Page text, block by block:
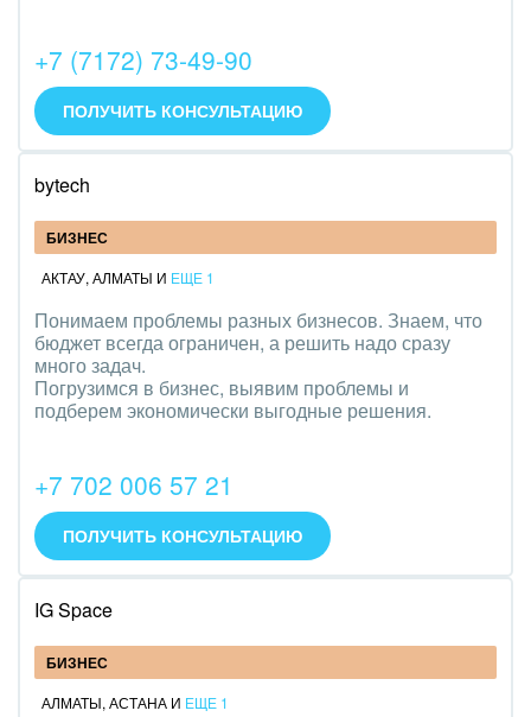
+7 (7172) 73-49-90
ПОЛУЧИТЬ КОНСУЛЬТАЦИЮ
bytech
БИЗНЕС
АКТАУ, АЛМАТЫ И ЕЩЕ 1
Понимаем проблемы разных бизнесов. Знаем, что
бюджет всегда ограничен, а решить надо сразу
много задач.
Погрузимся в бизнес, выявим проблемы и
подберем экономически выгодные решения.
+7 702 006 57 21
ПОЛУЧИТЬ КОНСУЛЬТАЦИЮ
IG Space
БИЗНЕС
АЛМАТЫ, АСТАНА И ЕЩЕ 1